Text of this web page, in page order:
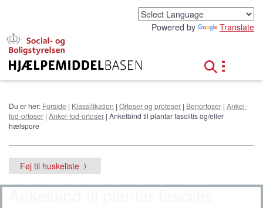
Powered by Translate
Du er her: Forside | Klassifikation | Ortoser og proteser | Benortoser | Ankel-
fod-ortoser | Ankel-fod-ortoser | Ankelbind til plantar fasciitis og/eller
hælspore
Føj til huskeliste
Ankelbind til plantar fasciitis